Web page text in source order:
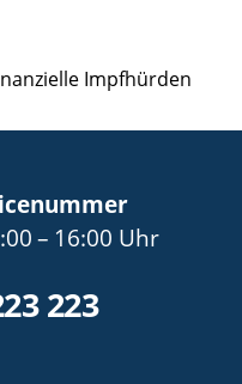
Impfhürden
– bis
16:00 Uhr
223